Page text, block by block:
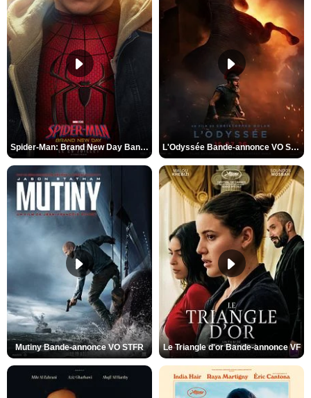
Spider-Man: Brand New Day Bande-annonce VO STFR L'Odyssée Bande-annonce VO STFR
Mutiny Bande-annonce VO STFR Le Triangle d'or Bande-annonce VF